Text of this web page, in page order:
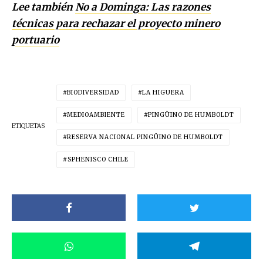
Lee tambiénNo a Dominga: Las razones
técnicas para rechazar el proyecto minero
portuario
ETIQUETAS
BIODIVERSIDAD LA HIGUERA
MEDIOAMBIENTE PINGÜINO DE HUMBOLDT
RESERVA NACIONAL PINGÜINO DE HUMBOLDT
SPHENISCO CHILE